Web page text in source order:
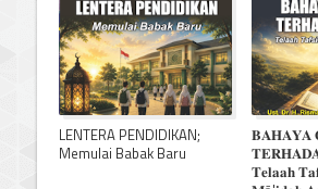
LENTERA PENDIDIKAN;
Memulai Babak Baru
𝐁𝐀𝐇𝐀𝐘𝐀
𝐓𝐞𝐥𝐚𝐚𝐡